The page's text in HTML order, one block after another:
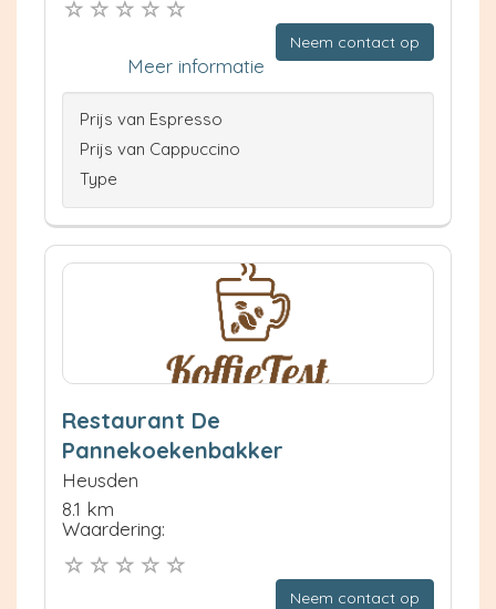
Neem contact op
Meer informatie
Prijs van Espresso
Prijs van Cappuccino
Type
Restaurant De
Pannekoekenbakker
Heusden
8.1 km
Waardering:
Neem contact op